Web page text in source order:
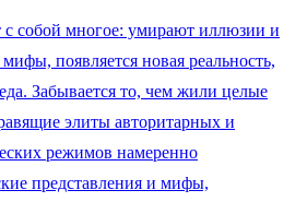
с собой многое: умирают иллюзии и
появляется новая реальность,
Забывается то, чем жили целые
элиты авторитарных и
режимов намеренно
представления и мифы,